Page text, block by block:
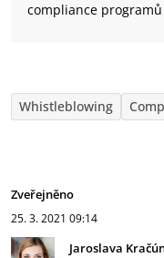
compliance
Whistleblowing
Zveřejněno
25. 3. 2021 09:14
Jaroslava